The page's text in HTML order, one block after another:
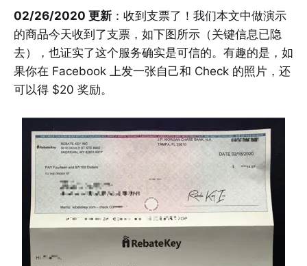
02/26/2020 更新 ：收到支票了！我们本文中做演示
的商品今天收到了支票，如下图所示（关键信息已隐
去），也证实了这个服务确实是可信的。有趣的是，如
果你在 Facebook 上发一张自己和 Check 的照片，还
可以得 $20 奖励。